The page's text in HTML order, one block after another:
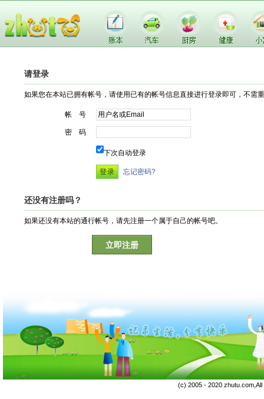
请登录
如果您在本站已拥有帐号，请使用已有的帐号信息直接进行登录即可，不需
帐 号
密 码
下次自动登录
忘记密码?
还没有注册吗？
如果还没有本站的通行帐号，请先注册一个属于自己的帐号吧。
立即注册
(c) 2005 - 2020